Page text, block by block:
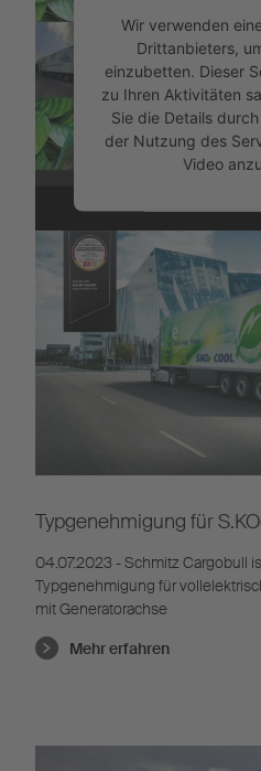
Wir verwenden
Drittanbieters,
einzubetten. Dieser
zu Ihren Aktivitäten
Sie die Details
der Nutzung des
Video
Mehr
Powered by
Typgenehmigung für
04.07.2023 - Schmitz Cargobull
Typgenehmigung für
mit Generatorachse
Mehr erfahren